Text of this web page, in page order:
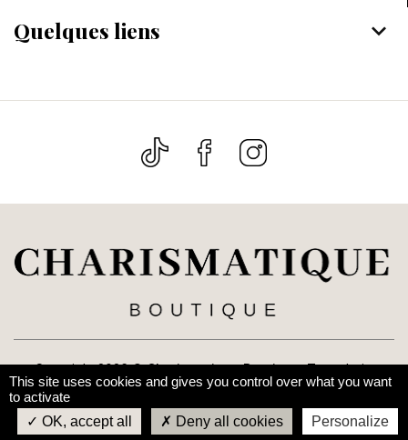
Quelques liens keyboard_arrow_down
Copyright 2026 ©Charismatique Boutique. Tous droits
réservés. Réalisé parLe Web Nomad
This site uses cookies and gives you control over what you want
to activate
OK, accept all
Deny all cookies Personalize